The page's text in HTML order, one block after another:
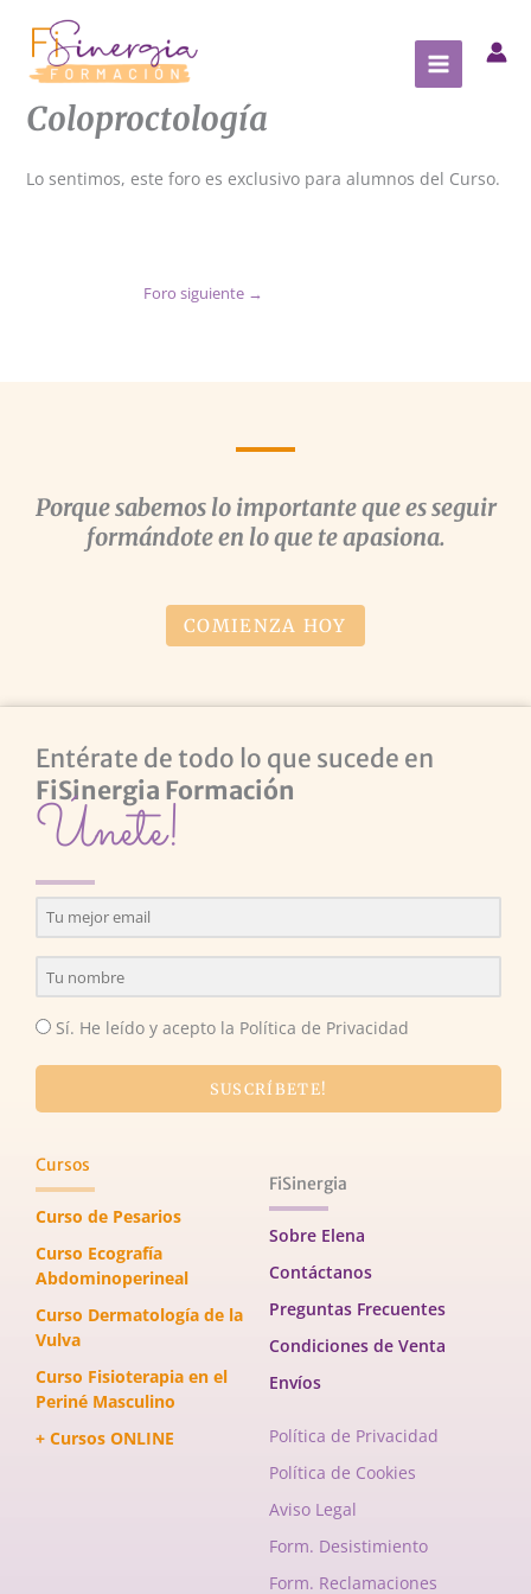
contenido
Coloproctología
Lo sentimos, este foro es exclusivo para alumnos del Curso.
Foro siguiente →
Porque sabemos lo importante que es seguir
formándote en lo que te apasiona.
COMIENZA HOY
Entérate de todo lo que sucede en
FiSinergia Formación
Únete!
Sí. He leído y acepto la Política de Privacidad
SUSCRÍBETE!
Cursos
Curso de Pesarios
Curso Ecografía
Abdominoperineal
Curso Dermatología de la
Vulva
Curso Fisioterapia en el
Periné Masculino
+ Cursos ONLINE
FiSinergia
Sobre Elena
Contáctanos
Preguntas Frecuentes
Condiciones de Venta
Envíos
Política de Privacidad
Política de Cookies
Aviso Legal
Form. Desistimiento
Form. Reclamaciones